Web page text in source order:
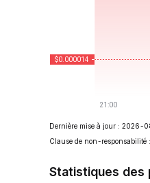
Dernière mise à jour : 2026-
Clause de non-responsabilité
Statistiques des